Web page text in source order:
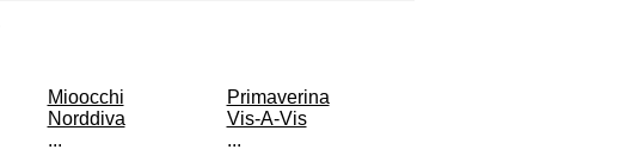
Mioocchi
Norddiva
...
Primaverina
Vis-A-Vis
...